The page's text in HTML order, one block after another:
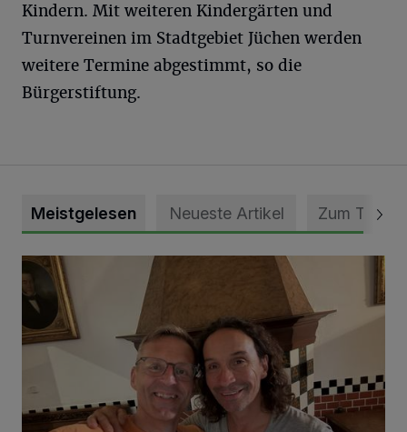
Kindern. Mit weiteren Kindergärten und
Turnvereinen im Stadtgebiet Jüchen werden
weitere Termine abgestimmt, so die
Bürgerstiftung.
Meistgelesen Neueste Artikel Zum Thema
„Loss dir nix jefalle“ in 7 Tage 1 Song